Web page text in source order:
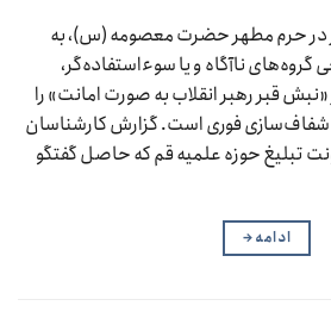
در حرم مطهر حضرت معصومه (س)، به
ناآگاه و یا سوءاستفاده‌گر،
قبر رهبر انقلاب به صورت امانت» را
شفاف‌سازی فوری است. گزارش کارشناسان
تبلیغ حوزه علمیه قم که حاصل گفتگو
ادامه→